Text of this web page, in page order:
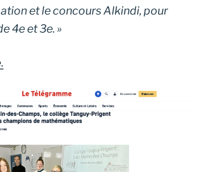
et le concours Alkindi, pour
4e et 3e. »